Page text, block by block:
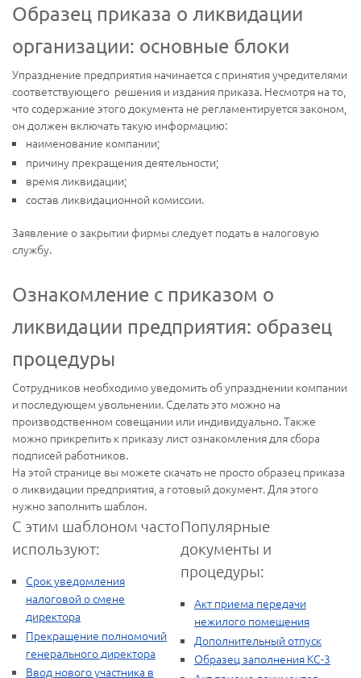
Образец приказа о ликвидации
организации: основные блоки
Упразднение предприятия начинается с принятия учредителями
соответствующего решения и издания приказа. Несмотря на то,
что содержание этого документа не регламентируется законом,
он должен включать такую информацию:
наименование компании;
причину прекращения деятельности;
время ликвидации;
состав ликвидационной комиссии.
Заявление о закрытии фирмы следует подать в налоговую
службу.
Ознакомление с приказом о
ликвидации предприятия: образец
процедуры
Сотрудников необходимо уведомить об упразднении компании
и последующем увольнении. Сделать это можно на
производственном совещании или индивидуально. Также
можно прикрепить к приказу лист ознакомления для сбора
подписей работников.
На этой странице вы можете скачать не просто образец приказа
о ликвидации предприятия, а готовый документ. Для этого
нужно заполнить шаблон.
С этим шаблоном часто
используют:
Срок уведомления
налоговой о смене
директора
Прекращение полномочий
генерального директора
Ввод нового участника в
Популярные
документы и
процедуры:
Акт приема передачи
нежилого помещения
Дополнительный отпуск
Образец заполнения КС-3